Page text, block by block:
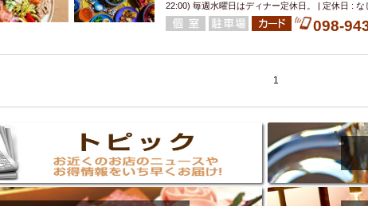
ハッピーアワー
アグー豚 プレミアムモルツ 貝づくし 燻製料理
肉の日 おもろまち駅周辺 オープンテラス
キリン一番搾り
エビ カレー チャージ無し 牡蠣 夜景・景色
ビアガーデン
ソファー
アサヒ 割烹 女性
ファーストフード
スペシャルディナー ホルモン(もつ) 炭火焼
スクリーン
スペインバル・イタリアンバール 食べ放題 動物カフェ
カニ
カフェ ジビエ 安里駅周辺 アジア・エスニック 熱燗
22:00) 毎週水曜日はディナー定休日。 | 定休日 : な
098-
1